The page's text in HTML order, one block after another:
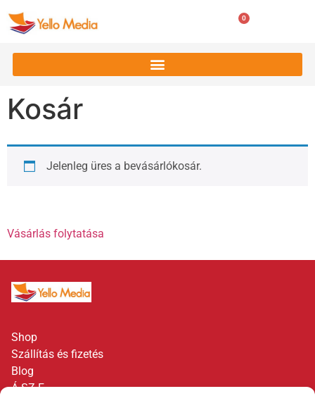
0
Kosár
Jelenleg üres a bevásárlókosár.
Vásárlás folytatása
Shop
Szállítás és fizetés
Blog
Á.SZ.F.